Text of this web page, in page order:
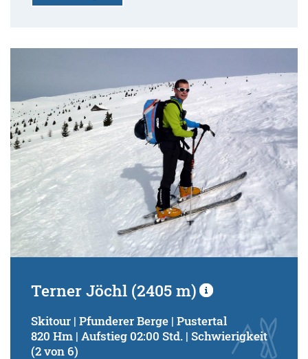
Terner Jöchl (2405 m)
Skitour | Pfunderer Berge | Pustertal
820 Hm | Aufstieg 02:00 Std. | Schwierigkeit
(2 von 6)